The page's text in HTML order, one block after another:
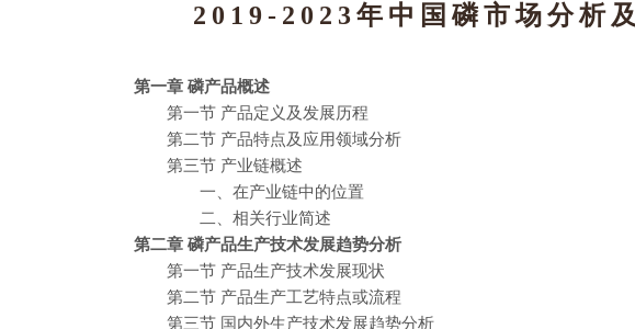
2019-2023年中国磷市场分析
第一章 磷产品概述
第一节 产品定义及发展历程
第二节 产品特点及应用领域分析
第三节 产业链概述
一、在产业链中的位置
二、相关行业简述
第二章 磷产品生产技术发展趋势分析
第一节 产品生产技术发展现状
第二节 产品生产工艺特点或流程
第三节 国内外生产技术发展趋势分析